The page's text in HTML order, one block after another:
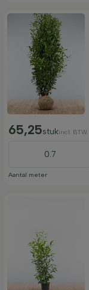
65,25stukincl.
Aantal meter